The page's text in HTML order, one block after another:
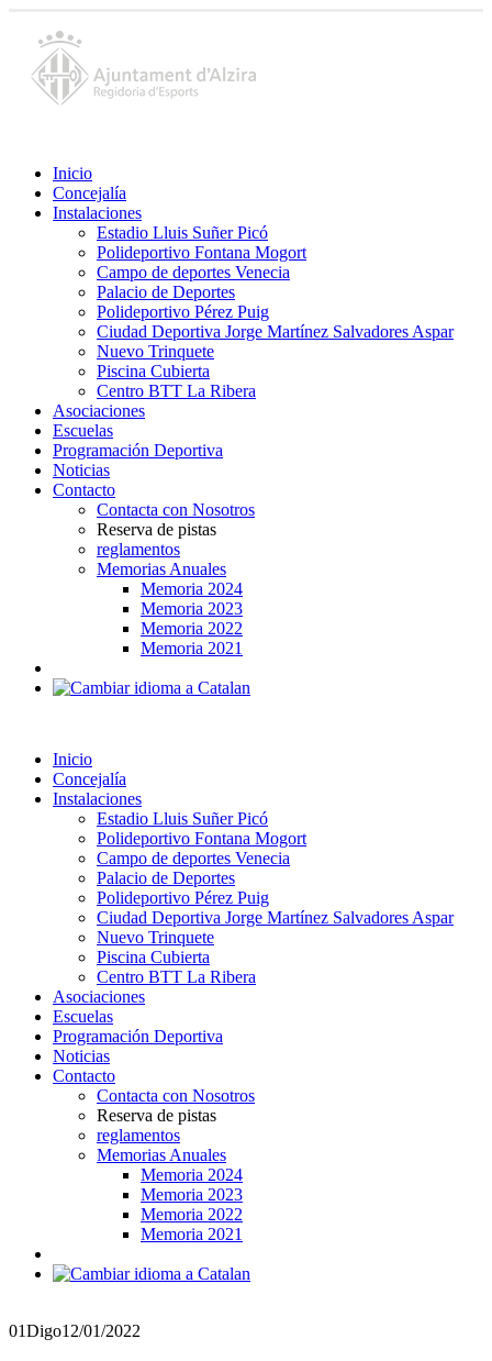
Inicio
Concejalía
Instalaciones
Estadio Lluis Suñer Picó
Polideportivo Fontana Mogort
Campo de deportes Venecia
Palacio de Deportes
Polideportivo Pérez Puig
Ciudad Deportiva Jorge Martínez Salvadores Aspar
Nuevo Trinquete
Piscina Cubierta
Centro BTT La Ribera
Asociaciones
Escuelas
Programación Deportiva
Noticias
Contacto
Contacta con Nosotros
Reserva de pistas
reglamentos
Memorias Anuales
Memoria 2024
Memoria 2023
Memoria 2022
Memoria 2021
Inicio
Concejalía
Instalaciones
Estadio Lluis Suñer Picó
Polideportivo Fontana Mogort
Campo de deportes Venecia
Palacio de Deportes
Polideportivo Pérez Puig
Ciudad Deportiva Jorge Martínez Salvadores Aspar
Nuevo Trinquete
Piscina Cubierta
Centro BTT La Ribera
Asociaciones
Escuelas
Programación Deportiva
Noticias
Contacto
Contacta con Nosotros
Reserva de pistas
reglamentos
Memorias Anuales
Memoria 2024
Memoria 2023
Memoria 2022
Memoria 2021
01Digo12/01/2022